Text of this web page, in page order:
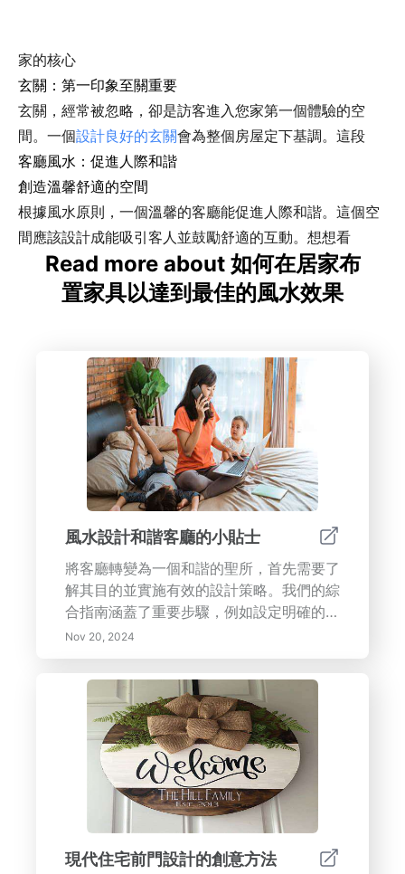
家的核心
玄關：第一印象至關重要
玄關，經常被忽略，卻是訪客進入您家第一個體驗的空
間。一個設計良好的玄關會為整個房屋定下基調。這段
客廳風水：促進人際和諧
創造溫馨舒適的空間
根據風水原則，一個溫馨的客廳能促進人際和諧。這個空
間應該設計成能吸引客人並鼓勵舒適的互動。想想看
Read more about 如何在居家布
置家具以達到最佳的風水效果
風水設計和諧客廳的小貼士
將客廳轉變為一個和諧的聖所，首先需要了
解其目的並實施有效的設計策略。我們的綜
合指南涵蓋了重要步驟，例如設定明確的功
能目標、融入自然元素以及通過家具擺放實
現平衡。了解艾森豪威爾矩陣以有效優先考
慮空間內的任務，並發現時間區塊的好處以
提升生產力。探索減少干擾的方法，利用科
技為您的智能家居體驗，補充您的風水原
則。定期檢查和調整您的空間，確保它保持
與您的生活方式一致的寧靜避風港。深入了
解創造一個促進福祉、聯結和平衡的客廳的
技巧和小貼士——您家的心臟期待著轉變！
Nov 20, 2024
現代住宅前門設計的創意方法